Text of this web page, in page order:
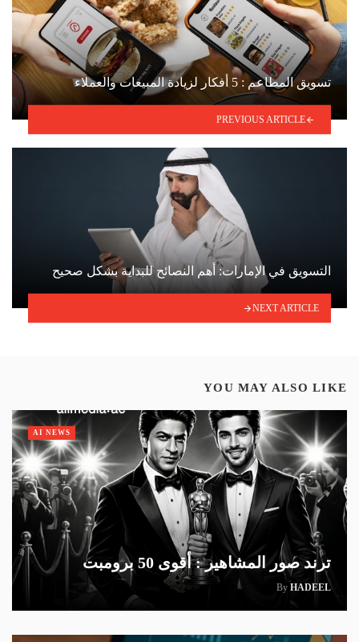
تسويق المطاعم : 5 أفكار لزيادة المبيعات والعملاء
PREVIOUS ARTICLE
التسويق في الإمارات: أهم النصائح للبداية بشكل صحيح
NEXT ARTICLE
YOU MAY ALSO LIKE
ترند صور المشاهير : أقوى 50 برومبت
By HADEEL
AI NEWS